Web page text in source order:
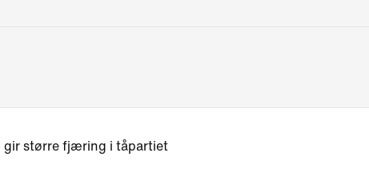
gir større fjæring i tåpartiet